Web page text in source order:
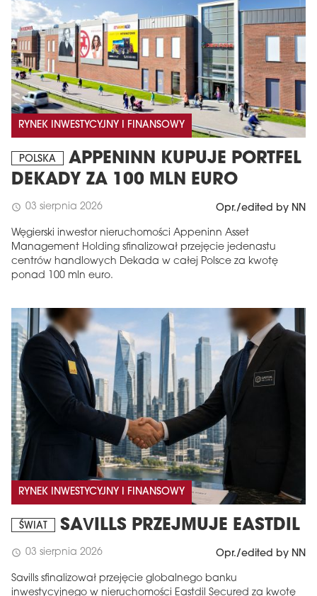
RYNEK INWESTYCYJNY I FINANSOWY
POLSKA
APPENINN KUPUJE PORTFEL
DEKADY ZA 100 MLN EURO
schedule 03 sierpnia 2026 Opr./edited by NN
Węgierski inwestor nieruchomości Appeninn Asset
Management Holding sfinalizował przejęcie jedenastu
centrów handlowych Dekada w całej Polsce za kwotę
ponad 100 mln euro.
RYNEK INWESTYCYJNY I FINANSOWY
ŚWIAT SAVILLS PRZEJMUJE EASTDIL
schedule 03 sierpnia 2026 Opr./edited by NN
Savills sfinalizował przejęcie globalnego banku
inwestycyjnego w nieruchomości Eastdil Secured za kwotę